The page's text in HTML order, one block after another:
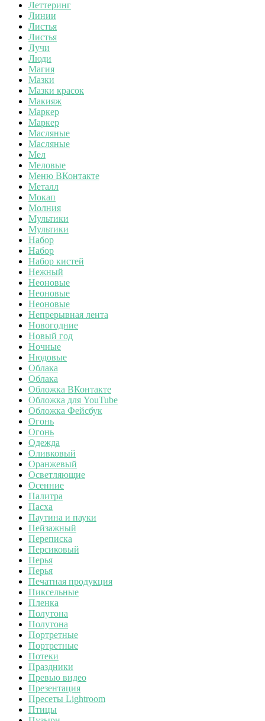
Леттеринг
Линии
Листья
Листья
Лучи
Люди
Магия
Мазки
Мазки красок
Макияж
Маркер
Маркер
Масляные
Масляные
Мел
Меловые
Меню ВКонтакте
Металл
Мокап
Молния
Мультики
Мультики
Набор
Набор
Набор кистей
Нежный
Неоновые
Неоновые
Неоновые
Непрерывная лента
Новогодние
Новый год
Ночные
Нюдовые
Облака
Облака
Обложка ВКонтакте
Обложка для YouTube
Обложка Фейсбук
Огонь
Огонь
Одежда
Оливковый
Оранжевый
Осветляющие
Осенние
Палитра
Пасха
Паутина и пауки
Пейзажный
Переписка
Персиковый
Перья
Перья
Печатная продукция
Пиксельные
Пленка
Полутона
Полутона
Портретные
Портретные
Потеки
Праздники
Превью видео
Презентация
Пресеты Lightroom
Птицы